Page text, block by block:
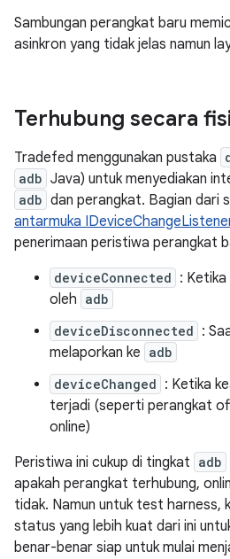
Sambungan perangkat baru
asinkron yang tidak jelas namun
Terhubung secara
Tradefed menggunakan pustaka
adb Java) untuk menyediakan
adb dan perangkat. Bagian dari
antarmuka
penerimaan peristiwa perangkat
deviceConnected :
oleh adb
deviceDisconnected :
melaporkan ke adb
deviceChanged : Ketika
terjadi (seperti perangkat
online)
Peristiwa ini cukup di tingkat adb
apakah perangkat terhubung,
tidak. Namun untuk test harness,
status yang lebih kuat dari ini
benar-benar siap untuk mulai